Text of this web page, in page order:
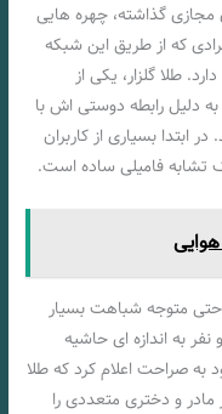
مجازی گذاشته، چهره هایی
که از طریق این شبکه
طلا گلزار، یکی از
دلیل رابطه دوستی اش با
ابتدا بسیاری از کاربران
تشابه فامیلی ساده است.
متوجه شباهت بسیار
به اندازه ای حاشیه
به صراحت اعلام کرد که طلا
مادر و دختری متعددی را